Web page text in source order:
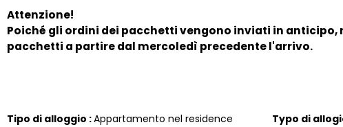
Attenzione!
Poiché gli ordini dei pacchetti vengono inviati in
pacchetti a partire dal mercoledì precedente l'arrivo.
Tipo di alloggio :Appartamento nel residence Typo di